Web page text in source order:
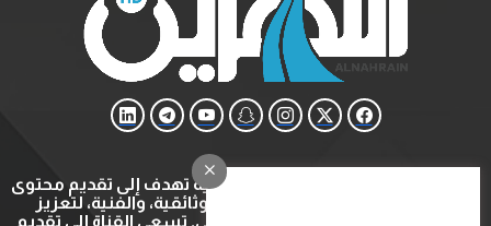
قناة النهرين هي قناة ثقافية وتعليمية تهدف إلى تقديم محتوى
متنوع يشمل البرامج التعليمية، الوثائقية، والفنية، لتعزيز
المعرفة والتثقيف في المجتمع العربي. تسعى القناة إلى تقديم